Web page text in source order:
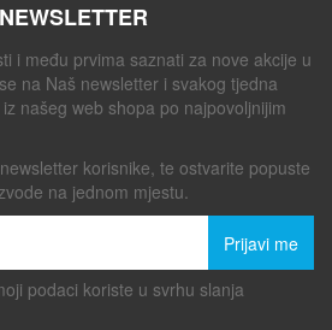
i među prvima saznati za nove akcije u
na Naš newsletter i svakog tjedna
našeg web shopa po najpovoljnijim
korisnike, te ostvarite popuste
na jednom mjestu.
Prijavi me
podaci koriste u svrhu slanja